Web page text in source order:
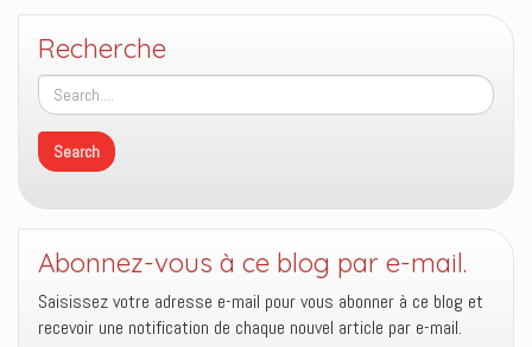
Recherche
Abonnez-vous à ce blog par e-mail.
Saisissez votre adresse e-mail pour vous abonner à ce blog et
recevoir une notification de chaque nouvel article par e-mail.